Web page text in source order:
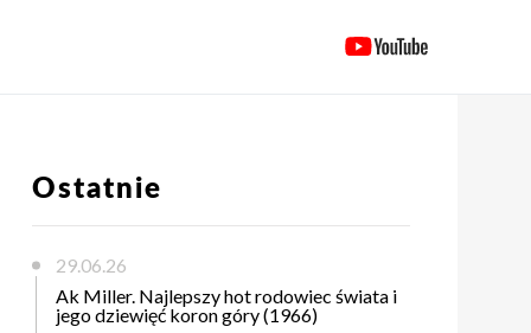
Ostatnie
29.06.26
Ak Miller. Najlepszy hot rodowiec świata i
jego dziewięć koron góry (1966)